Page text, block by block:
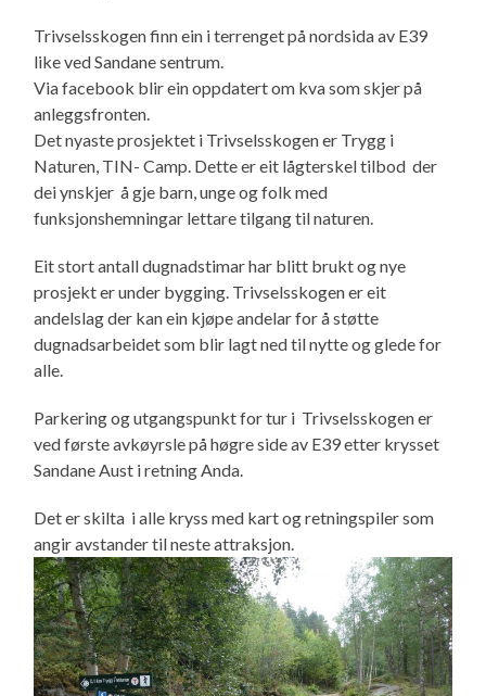
Trivselsskogen finn ein i terrenget på nordsida av E39
like ved Sandane sentrum.
Via facebook blir ein oppdatert om kva som skjer på
anleggsfronten.
Det nyaste prosjektet i Trivselsskogen er Trygg i
Naturen, TIN- Camp. Dette er eit lågterskel tilbod der
dei ynskjer å gje barn, unge og folk med
funksjonshemningar lettare tilgang til naturen.
Eit stort antall dugnadstimar har blitt brukt og nye
prosjekt er under bygging. Trivselsskogen er eit
andelslag der kan ein kjøpe andelar for å støtte
dugnadsarbeidet som blir lagt ned til nytte og glede for
alle.
Parkering og utgangspunkt for tur i Trivselsskogen er
ved første avkøyrsle på høgre side av E39 etter krysset
Sandane Aust i retning Anda.
Det er skilta i alle kryss med kart og retningspiler som
angir avstander til neste attraksjon.